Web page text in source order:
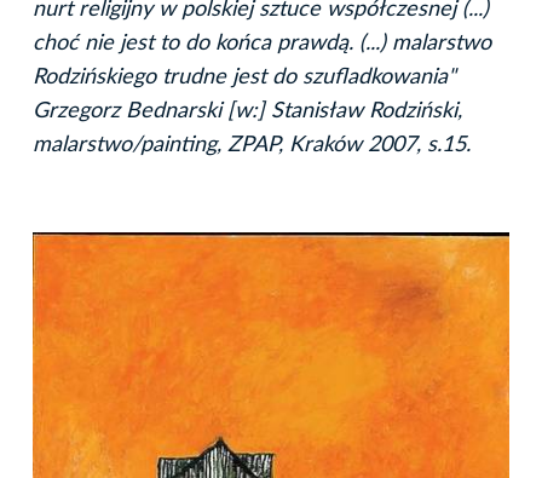
nurt religijny w polskiej sztuce współczesnej (...)
choć nie jest to do końca prawdą. (...) malarstwo
Rodzińskiego trudne jest do szufladkowania"
Grzegorz Bednarski [w:] Stanisław Rodziński,
malarstwo/painting, ZPAP, Kraków 2007, s.15.